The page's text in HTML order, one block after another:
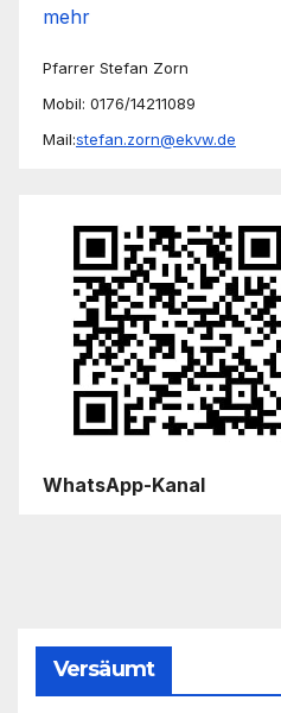
mehr
Pfarrer Stefan Zorn
Mobil: 0176/14211089
Mail:stefan.zorn@ekvw.de
WhatsApp-Kanal
Versäumt